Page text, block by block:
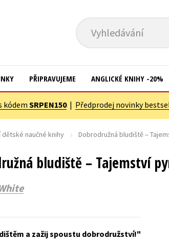
Vyhledávání
publikace
fotografie
a duchovní svět
Kuchařky
New Adult
Ostatní
Populárně - naučná
PŘIPRAVUJEME ANGLICKÉ KNIHY -20%
kódemSRPEN150| Předprodej novinky
dětské naučné knihy Dobrodružná bludiště –
bludiště – Tajemství
a zažij spoustu dobrodružství!